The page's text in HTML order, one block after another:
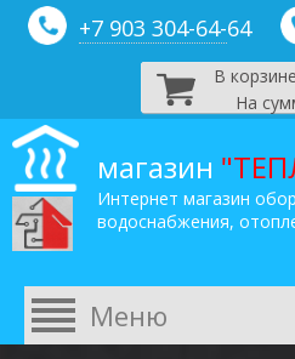
+7 903 304-64-64
В корзине
На
магазин
Интернет магазин
водоснабжения,